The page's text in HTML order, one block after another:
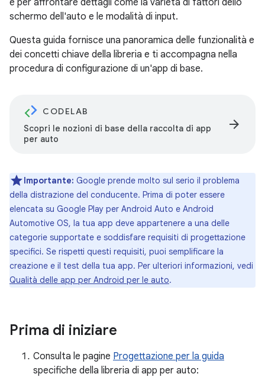
e per affrontare dettagli come la varietà di fattori dello
schermo dell'auto e le modalità di input.
Questa guida fornisce una panoramica delle funzionalità e
dei concetti chiave della libreria e ti accompagna nella
procedura di configurazione di un'app di base.
CODELAB
Scopri le nozioni di base della raccolta di app
per auto
arrow_forward
Importante: Google prende molto sul serio il problema
della distrazione del conducente. Prima di poter essere
elencata su Google Play per Android Auto e Android
Automotive OS, la tua app deve appartenere a una delle
categorie supportate e soddisfare requisiti di progettazione
specifici. Se rispetti questi requisiti, puoi semplificare la
creazione e il test della tua app. Per ulteriori informazioni, vedi
Qualità delle app per Android per le auto.
Prima di iniziare
Consulta le pagine Progettazione per la guida
specifiche della libreria di app per auto: